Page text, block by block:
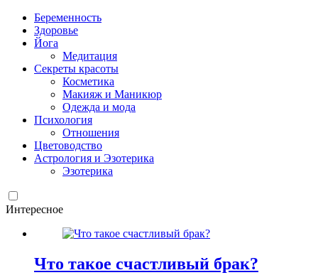
Беременность
Здоровье
Йога
Медитация
Секреты красоты
Косметика
Макияж и Маникюр
Одежда и мода
Психология
Отношения
Цветоводство
Астрология и Эзотерика
Эзотерика
Интересное
Что такое счастливый брак?